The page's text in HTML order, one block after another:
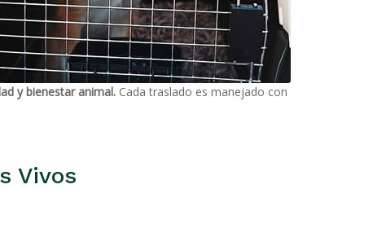
y bienestar animal. Cada traslado es manejado con
Vivos